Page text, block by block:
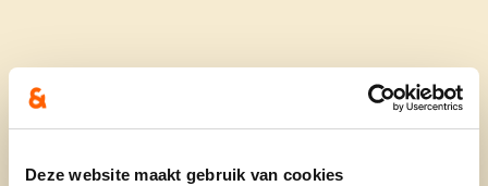
Deze website maakt gebruik van cookies
Ontdek